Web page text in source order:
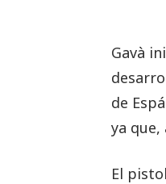
Gavà
de
ya que,
El